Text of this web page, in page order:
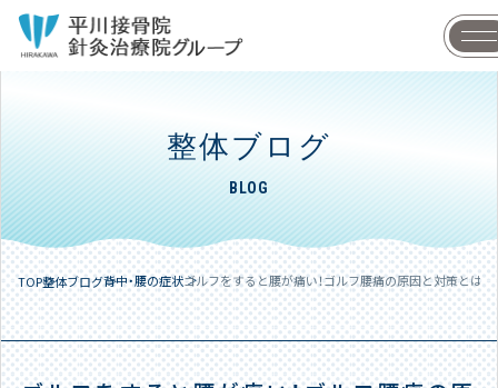
整体ブログ
BLOG
TOP整体ブログ背中・腰の症状ゴルフをすると腰が痛い！ゴルフ腰痛の原因と対策とは？